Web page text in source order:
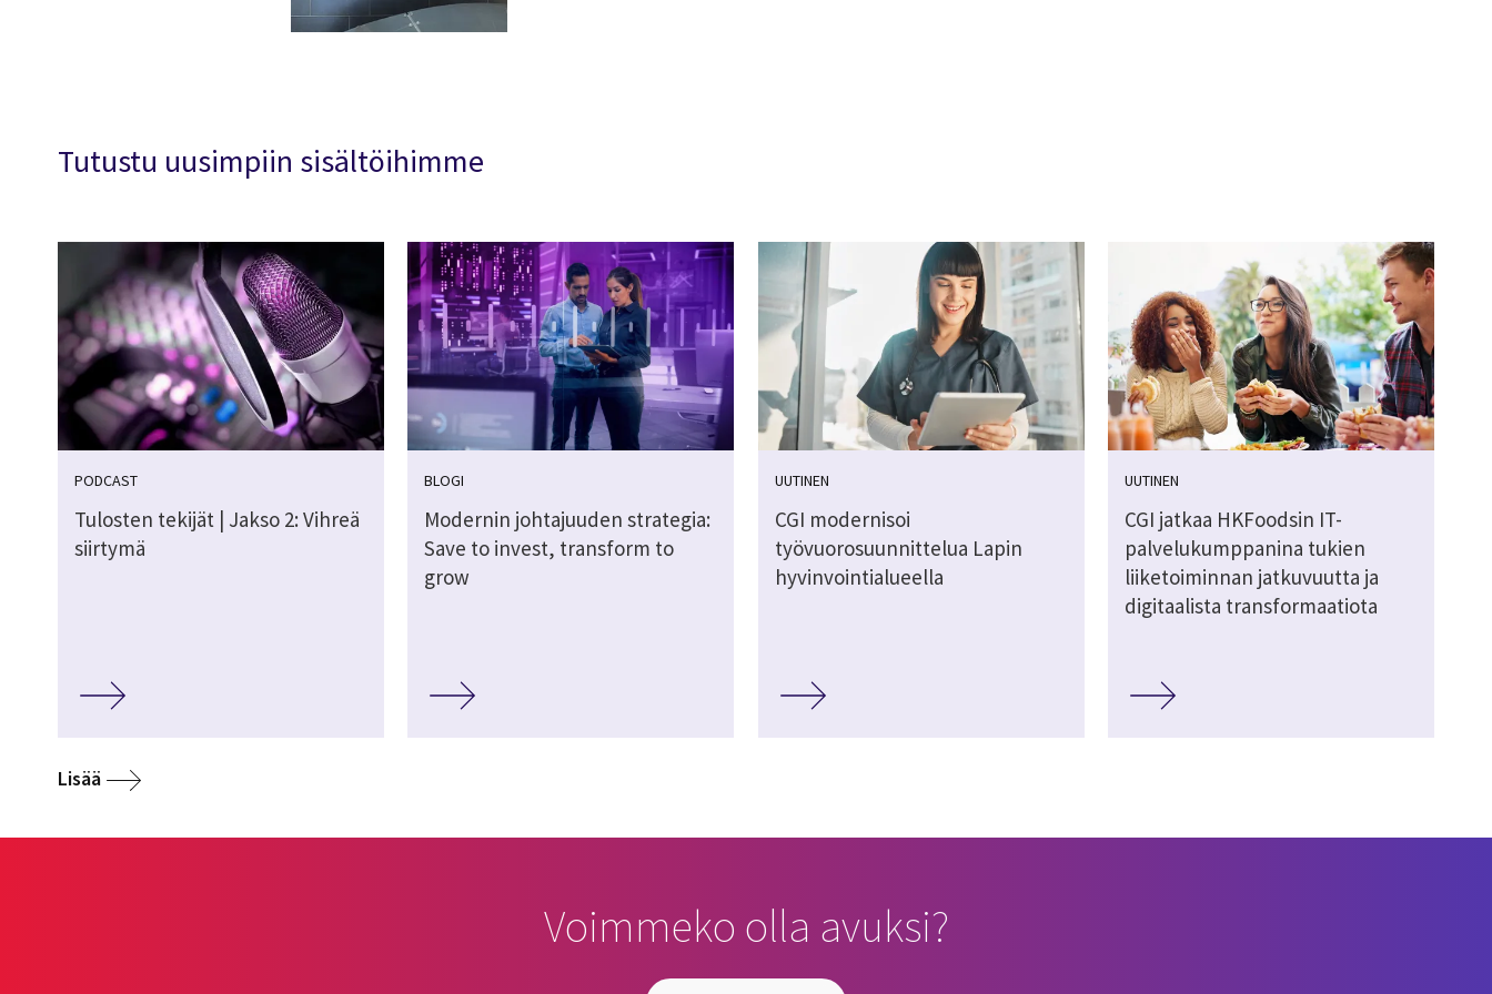
Tutustu uusimpiin sisältöihimme
PODCAST
Tulosten tekijät | Jakso 2: Vihreä
siirtymä
BLOGI
Modernin johtajuuden strategia:
Save to invest, transform to
grow
UUTINEN
CGI modernisoi
työvuorosuunnittelua Lapin
hyvinvointialueella
UUTINEN
CGI jatkaa HKFoodsin IT-
palvelukumppanina tukien
liiketoiminnan jatkuvuutta ja
digitaalista transformaatiota
Lisää
Voimmeko olla avuksi?